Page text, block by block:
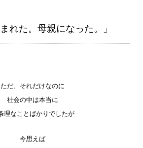
れた。母親になった。」
ただ、それだけなのに
社会の中は本当に
理なことばかりでしたが
今思えば